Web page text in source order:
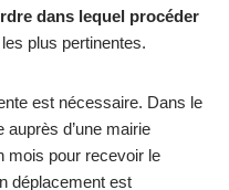
dans lequel procéder
plus pertinentes.
est nécessaire. Dans le
auprès d’une mairie
mois pour recevoir le
déplacement est